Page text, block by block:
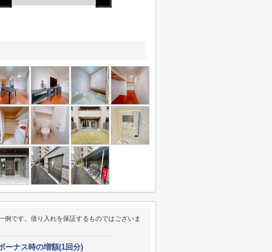
例です。借り入れを保証するものではございま
ーナス時の増額(1回分)